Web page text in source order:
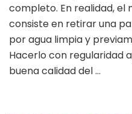
completo. En realidad,
consiste en retirar una
por agua limpia y
Hacerlo con regularidad
buena calidad del …